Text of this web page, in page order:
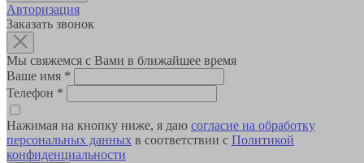
Авторизация
Заказать звонок
Мы свяжемся с Вами в ближайшее время
Ваше имя *
Телефон *
Нажимая на кнопку ниже, я даю согласие на обработку
персональных данных в соответствии с Политикой
конфиденциальности